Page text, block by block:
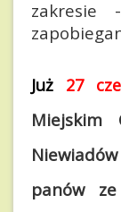
Już 27
Miejskim
panów